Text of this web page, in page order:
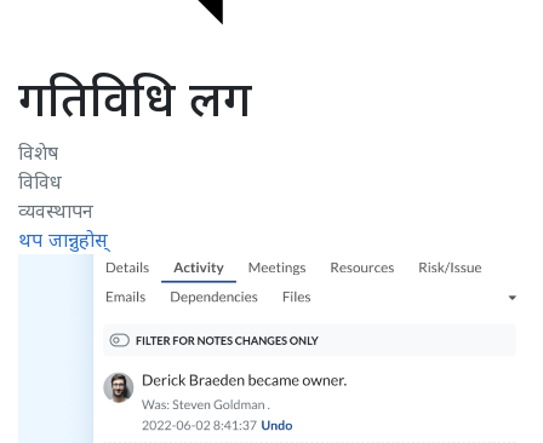
गतिविधि लग
विशेष
विविध
व्यवस्थापन
थप जान्नुहोस्